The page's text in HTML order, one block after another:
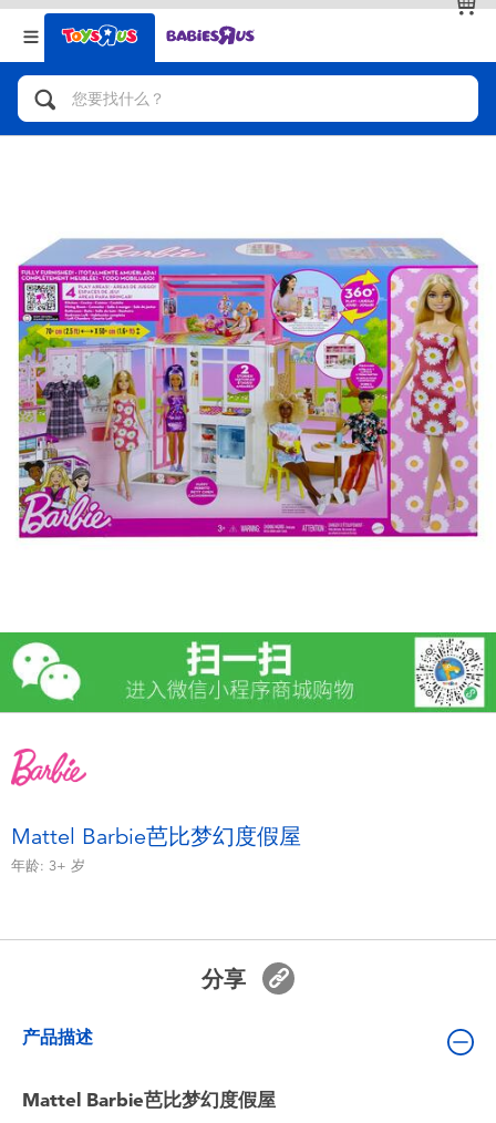
返回
分类目录
人气英雄，角色扮演，射击玩具
拼砌组合及乐高LEGO
玩具车，货车，火车及遥控系列
手工艺，文具，蜡笔，泥胶，画板
娃娃，芭比，收藏公仔
电子玩具
益智学习玩具
户外及运动产品
模仿，化妆及造型系列
夏日
返回
品牌
查看全部
Mattel Barbie芭比梦幻度假屋
年龄: 3+ 岁
分享
产品描述
Mattel Barbie芭比梦幻度假屋